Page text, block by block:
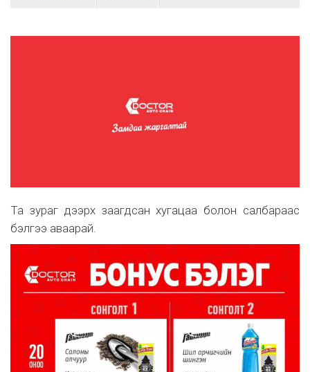
Та зураг дээрх заагдсан хугацаа болон салбараас
бэлгээ аваарай.